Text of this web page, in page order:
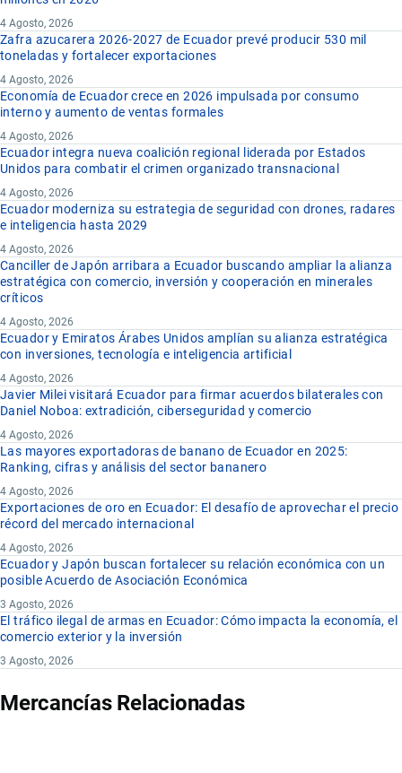
4 Agosto, 2026
Zafra azucarera 2026-2027 de Ecuador prevé producir 530 mil
toneladas y fortalecer exportaciones
4 Agosto, 2026
Economía de Ecuador crece en 2026 impulsada por consumo
interno y aumento de ventas formales
4 Agosto, 2026
Ecuador integra nueva coalición regional liderada por Estados
Unidos para combatir el crimen organizado transnacional
4 Agosto, 2026
Ecuador moderniza su estrategia de seguridad con drones, radares
e inteligencia hasta 2029
4 Agosto, 2026
Canciller de Japón arribara a Ecuador buscando ampliar la alianza
estratégica con comercio, inversión y cooperación en minerales
críticos
4 Agosto, 2026
Ecuador y Emiratos Árabes Unidos amplían su alianza estratégica
con inversiones, tecnología e inteligencia artificial
4 Agosto, 2026
Javier Milei visitará Ecuador para firmar acuerdos bilaterales con
Daniel Noboa: extradición, ciberseguridad y comercio
4 Agosto, 2026
Las mayores exportadoras de banano de Ecuador en 2025:
Ranking, cifras y análisis del sector bananero
4 Agosto, 2026
Exportaciones de oro en Ecuador: El desafío de aprovechar el precio
récord del mercado internacional
4 Agosto, 2026
Ecuador y Japón buscan fortalecer su relación económica con un
posible Acuerdo de Asociación Económica
3 Agosto, 2026
El tráfico ilegal de armas en Ecuador: Cómo impacta la economía, el
comercio exterior y la inversión
3 Agosto, 2026
Mercancías Relacionadas